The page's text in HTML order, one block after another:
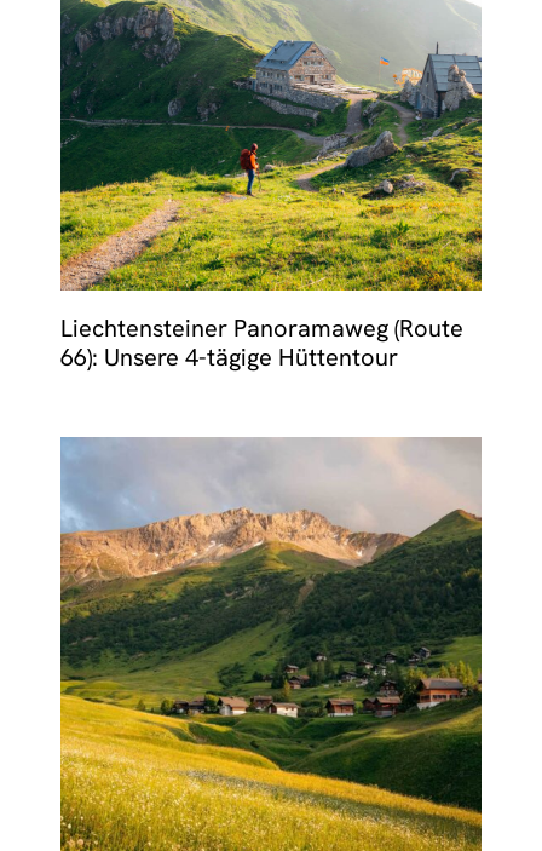
Liechtensteiner Panoramaweg (Route
66): Unsere 4-tägige Hüttentour